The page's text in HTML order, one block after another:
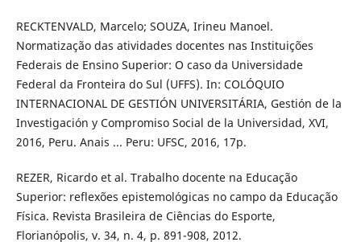
RECKTENVALD, Marcelo; SOUZA, Irineu Manoel.
Normatização das atividades docentes nas Instituições
Federais de Ensino Superior: O caso da Universidade
Federal da Fronteira do Sul (UFFS). In: COLÓQUIO
INTERNACIONAL DE GESTIÓN UNIVERSITÁRIA, Gestión de la
Investigación y Compromiso Social de la Universidad, XVI,
2016, Peru. Anais ... Peru: UFSC, 2016, 17p.
REZER, Ricardo et al. Trabalho docente na Educação
Superior: reflexões epistemológicas no campo da Educação
Física. Revista Brasileira de Ciências do Esporte,
Florianópolis, v. 34, n. 4, p. 891-908, 2012.